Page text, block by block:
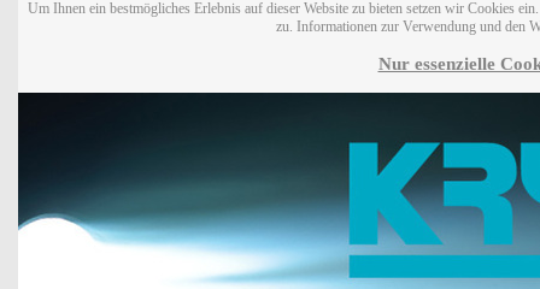
Um Ihnen ein bestmögliches Erlebnis auf dieser Website zu bieten setzen wir Cookies
zu. Informationen zur Verwendung und den
Nur essenzielle